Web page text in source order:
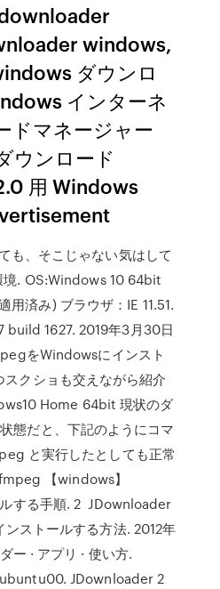
windows,
ダウンロ
インターネ
ドマネージャー
ウンロード
用 Windows
も、そこじゃない気はして
. OS:Windows 10 64bit
済み) ブラウザ：IE 11.51.
build 1627. 2019年3月30日
をWindowsにインスト
スクショも交えながら紹介
Home 64bit 現状のダ
態だと、下記のようにコマ
と実行したとしても正常
【windows】
する手順. 2 JDownloader
ストールする方法. 2012年
ー · アプリ · 使い方.
JDownloader 2